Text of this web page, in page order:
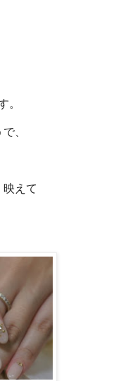
。
、
映えて